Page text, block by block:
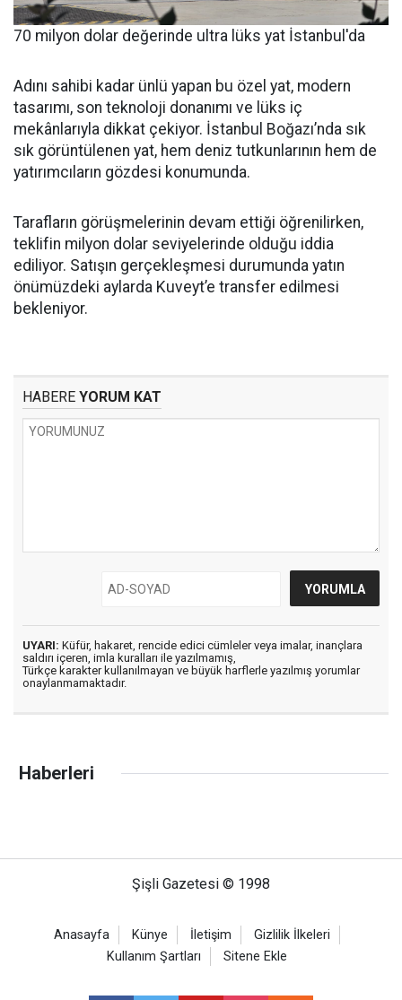
70 milyon dolar değerinde ultra lüks yat İstanbul'da
Adını sahibi kadar ünlü yapan bu özel yat, modern
tasarımı, son teknoloji donanımı ve lüks iç
mekânlarıyla dikkat çekiyor. İstanbul Boğazı’nda sık
sık görüntülenen yat, hem deniz tutkunlarının hem de
yatırımcıların gözdesi konumunda.
Tarafların görüşmelerinin devam ettiği öğrenilirken,
teklifin milyon dolar seviyelerinde olduğu iddia
ediliyor. Satışın gerçekleşmesi durumunda yatın
önümüzdeki aylarda Kuveyt’e transfer edilmesi
bekleniyor.
HABERE YORUM KAT
UYARI: Küfür, hakaret, rencide edici cümleler veya imalar, inançlara
saldırı içeren, imla kuralları ile yazılmamış,
Türkçe karakter kullanılmayan ve büyük harflerle yazılmış yorumlar
onaylanmamaktadır.
Haberleri
Şişli Gazetesi © 1998
Anasayfa Künye İletişim
Gizlilik İlkeleri
Kullanım Şartları
Sitene Ekle